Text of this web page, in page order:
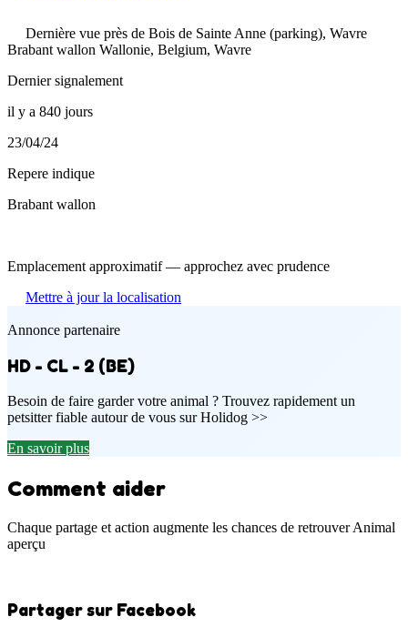
Dernière vue près de Bois de Sainte Anne (parking), Wavre
Brabant wallon Wallonie, Belgium, Wavre
Dernier signalement
il y a 840 jours
23/04/24
Repere indique
Brabant wallon
Emplacement approximatif — approchez avec prudence
Mettre à jour la localisation
Annonce partenaire
HD - CL - 2 (BE)
Besoin de faire garder votre animal ? Trouvez rapidement un
petsitter fiable autour de vous sur Holidog >>
En savoir plus
Comment aider
Chaque partage et action augmente les chances de retrouver Animal
aperçu
Partager sur Facebook